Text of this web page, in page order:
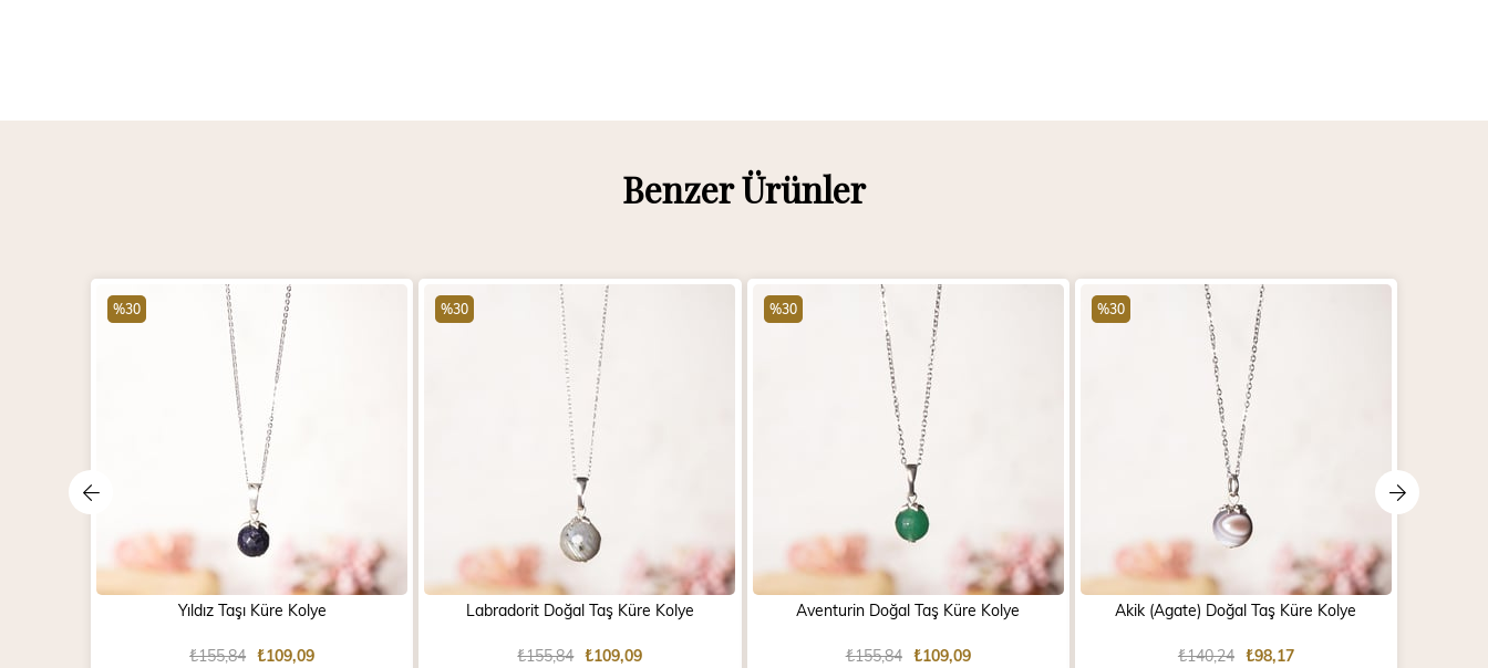
Benzer Ürünler
Yıldız Taşı Küre Kolye
₺109,09
₺155,84
%30
Labradorit Doğal Taş Küre Kolye
₺109,09
₺155,84
%30
Aventurin Doğal Taş Küre Kolye
₺109,09
₺155,84
%30
Akik (Agate) Doğal Taş Küre Kolye
₺98,17
₺140,24
%30